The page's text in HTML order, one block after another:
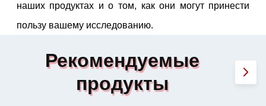
наших продуктах и о том, как они могут принести
пользу вашему исследованию.
Рекомендуемые
продукты